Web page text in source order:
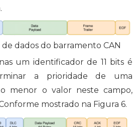
dados do barramento CAN
um identificador de 11 bits é
a prioridade de uma
menor o valor neste campo,
mostrado na Figura 6.